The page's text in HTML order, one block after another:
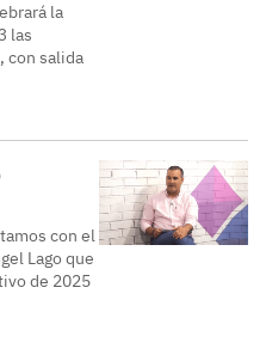
la
las
con salida
con el
Lago que
de 2025